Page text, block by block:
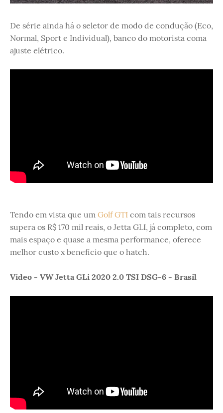
De série ainda há o seletor de modo de condução (Eco,
Normal, Sport e Individual), banco do motorista coma
ajuste elétrico.
Tendo em vista que um Golf GTI com tais recursos
supera os R$ 170 mil reais, o Jetta GLI, já completo, com
mais espaço e quase a mesma performance, oferece
melhor custo x benefício que o hatch.
Vídeo - VW Jetta GLi 2020 2.0 TSI DSG-6 - Brasil